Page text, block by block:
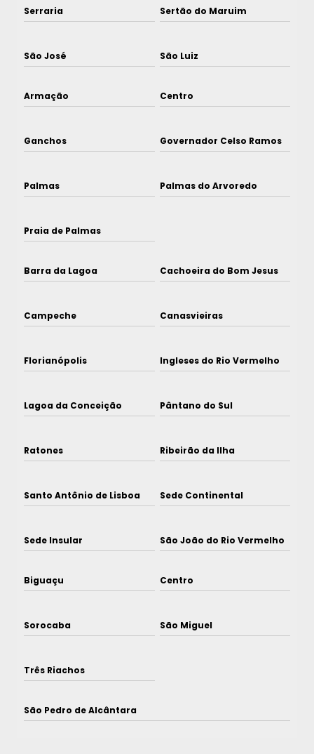
Serraria Sertão do Maruim
São José São Luiz
Armação Centro
Ganchos Governador Celso Ramos
Palmas Palmas do Arvoredo
Praia de Palmas
Barra da Lagoa Cachoeira do Bom Jesus
Campeche Canasvieiras
Florianópolis Ingleses do Rio Vermelho
Lagoa da Conceição Pântano do Sul
Ratones Ribeirão da Ilha
Santo Antônio de Lisboa Sede Continental
Sede Insular São João do Rio Vermelho
Biguaçu Centro
Sorocaba São Miguel
Três Riachos
São Pedro de Alcântara